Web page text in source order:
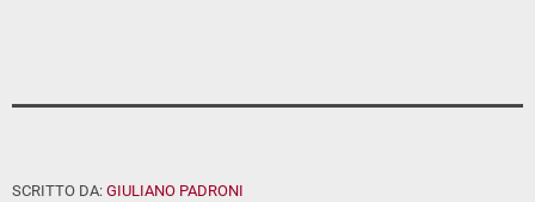
SCRITTO DA: GIULIANO PADRONI